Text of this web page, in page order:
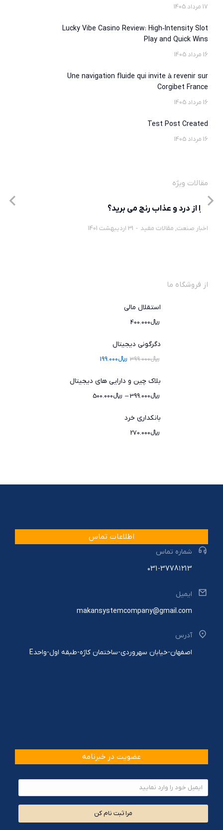
17 مرداد 1405
Lucky Vibe Casino Review: High‑Intensity Slot
Play and Quick Wins
16 مرداد 1405
Une navigation fluide qui invite à revenir sur
Corgibet France
16 مرداد 1405
Test Post Created
16 مرداد 1405
مقالات ویژه
چرا از درد و عذاب رنج می برید؟
اخبار صنعت, مقالات مفید 31 اردیبهشت 1401
از فروشگاه ما
استقلال مالی
﷼400.000
دگرگونی دیجیتال
﷼399.000 ﷼199.000
بلاک چین و دارایی های دیجیتال
﷼399.000
– ﷼500.000
بانکداری خرد
﷼270.000
اطلاعات تماس
شماره تماس
۰31-3778۱۲13
ایمیل
makansystemcompany@gmail.com
آدرس
اصفهان-خیابان سهروردی-ساختمان کاژه-طبقه اول-واحدE
عضویت در خبرنامه
مرا ثبت نام کن